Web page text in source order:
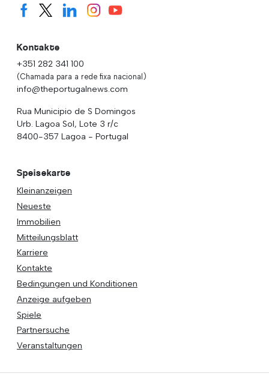
Kontakte
+351 282 341 100
(Chamada para a rede fixa nacional)
info@theportugalnews.com
Rua Municipio de S Domingos
Urb. Lagoa Sol, Lote 3 r/c
8400-357 Lagoa - Portugal
Speisekarte
Kleinanzeigen
Neueste
Immobilien
Mitteilungsblatt
Karriere
Kontakte
Bedingungen und Konditionen
Anzeige aufgeben
Spiele
Partnersuche
Veranstaltungen